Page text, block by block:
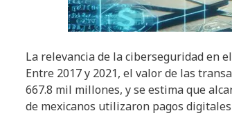
La relevancia de la ciberseguridad en
Entre 2017 y 2021, el valor de las
667.8 mil millones, y se estima que
de mexicanos utilizaron pagos